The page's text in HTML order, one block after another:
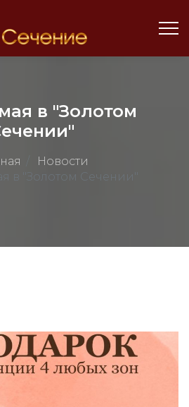
в "Золотом
Новости
в "Золотом Сечении"